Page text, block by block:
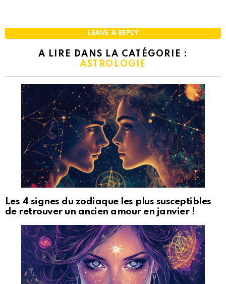
LEAVE A REPLY
A LIRE DANS LA CATÉGORIE :
ASTROLOGIE
Les 4 signes du zodiaque les plus susceptibles
de retrouver un ancien amour en janvier !